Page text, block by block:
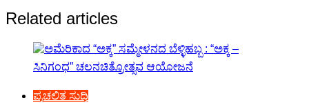
Related articles
ಪ್ರಚಲಿತ ಸುದ್ದಿ